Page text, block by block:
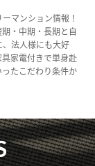
マンション情報！
・中期・長期と自
法人様にも大好
家電付きで単身赴
たこだわり条件か